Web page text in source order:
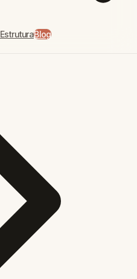
EstruturaBlog